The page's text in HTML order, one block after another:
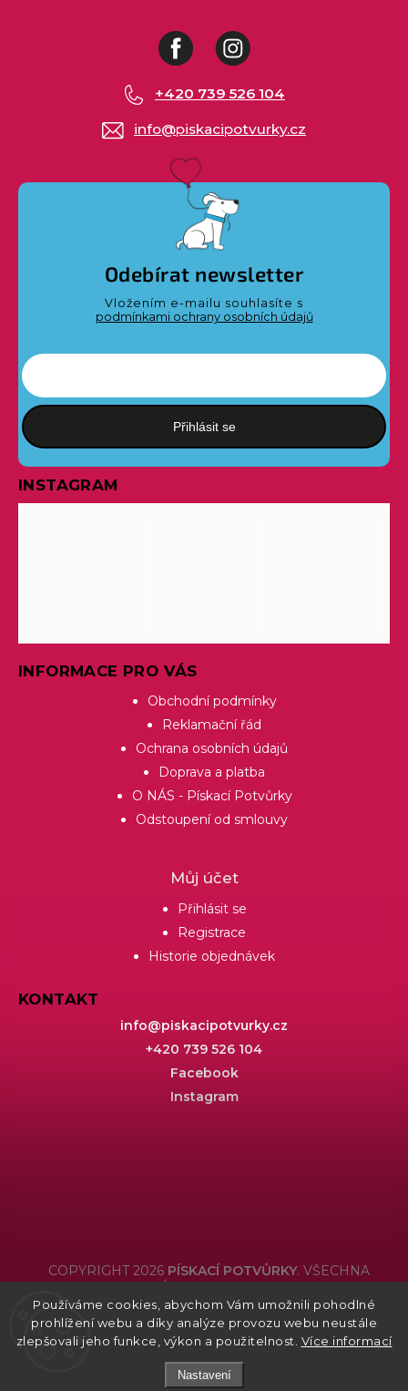
Používáme cookies, abychom Vám umožnili pohodlné
prohlížení webu a díky analýze provozu webu neustále
zlepšovali jeho funkce, výkon a použitelnost. Více informací
Nastavení
FacebookInstagram
info@piskacipotvurky.cz
+420 739 526 104
Odebírat newsletter
Vložením e-mailu souhlasíte s
podmínkami ochrany osobních údajů
Přihlásit se
INSTAGRAM
INFORMACE PRO VÁS
Obchodní podmínky
Reklamační řád
Ochrana osobních údajů
Doprava a platba
O NÁS - Pískací Potvůrky
Odstoupení od smlouvy
Můj účet
Přihlásit se
Registrace
Historie objednávek
KONTAKT
info@piskacipotvurky.cz
+420 739 526 104
Facebook
Instagram
COPYRIGHT 2026 PÍSKACÍ POTVŮRKY. VŠECHNA
PRÁVA VYHRAZENA.
Grafický návrh vytvořil a nakódoval Shoptak.cz